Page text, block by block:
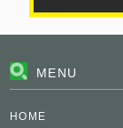
MENU
HOME